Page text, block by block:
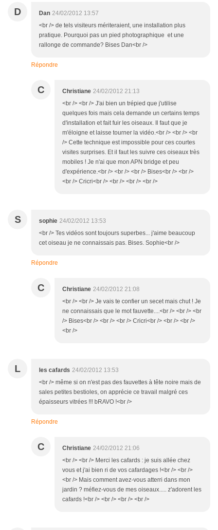
D Dan 24/02/2012 13:57
<br /> de tels visiteurs mériteraient, une installation plus
pratique. Pourquoi pas un pied photographique et une
rallonge de commande? Bises Dan<br />
Répondre
C Christiane 24/02/2012 21:13
<br /> <br /> J'ai bien un trépied que j'utilise
quelques fois mais cela demande un certains temps
d'installation et fait fuir les oiseaux. Il faut que je
m'éloigne et laisse tourner la vidéo.<br /> <br /> <br
/> Cette technique est impossible pour ces courtes
visites surprises. Et il faut les suivre ces oiseaux très
mobiles ! Je n'ai que mon APN bridge et peu
d'expérience.<br /> <br /> <br /> Bises<br /> <br />
<br /> Cricri<br /> <br /> <br /> <br />
S sophie 24/02/2012 13:53
<br /> Tes vidéos sont toujours superbes... j'aime beaucoup
cet oiseau je ne connaissais pas. Bises. Sophie<br />
Répondre
C Christiane 24/02/2012 21:08
<br /> <br /> Je vais te confier un secet mais chut ! Je
ne connaissais que le mot fauvette....<br /> <br /> <br
/> Bises<br /> <br /> <br /> Cricri<br /> <br /> <br />
<br />
L les cafards 24/02/2012 13:53
<br /> même si on n'est pas des fauvettes à tête noire mais de
sales petites bestioles, on apprécie ce travail malgré ces
épaisseurs vitrées !!! bRAVO !<br />
Répondre
C Christiane 24/02/2012 21:06
<br /> <br /> Merci les cafards : je suis allée chez
vous et j'ai bien ri de vos cafardages !<br /> <br />
<br /> Mais comment avez-vous atterri dans mon
jardin ? méfiez-vous de mes oiseaux..... z'adorent les
cafards !<br /> <br /> <br /> <br />